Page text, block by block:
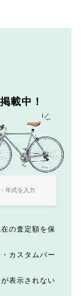
載中！
の査定額を保
カスタムパー
表示されない